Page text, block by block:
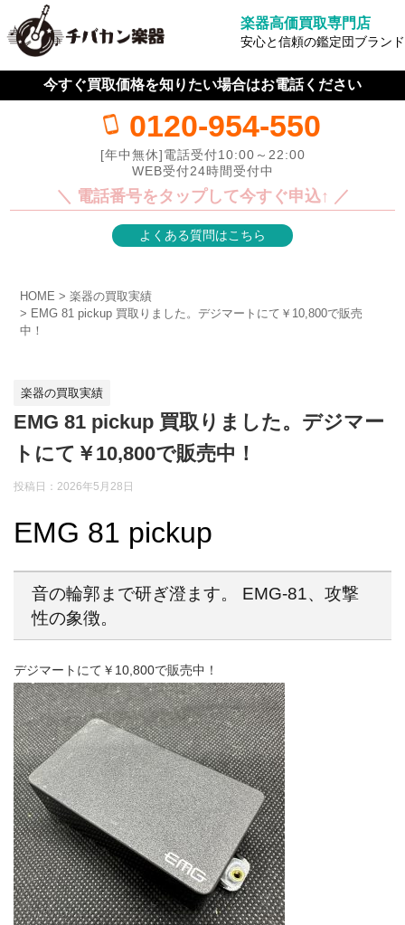
楽器高価買取専門店
安心と信頼の鑑定団ブランド
今すぐ買取価格を知りたい場合はお電話ください
0120-954-550
[年中無休]電話受付10:00～22:00
WEB受付24時間受付中
＼ 電話番号をタップして今すぐ申込↑ ／
よくある質問はこちら
HOME
楽器の買取実績
EMG 81 pickup 買取りました。デジマートにて￥10,800で販売
中！
楽器の買取実績
EMG 81 pickup 買取りました。デジマー
トにて￥10,800で販売中！
投稿日：2026年5月28日
EMG 81 pickup
音の輪郭まで研ぎ澄ます。 EMG-81、攻撃
性の象徴。
デジマートにて￥10,800で販売中！